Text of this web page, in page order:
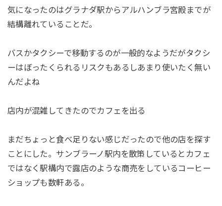
気になったのはグラナダ駅からアルハンブラ宮殿までが
結構離れていることだ。
バスかタクシーで移動するのが一般的なようだがタクシ
ーはぼったくられるリスクもあるしあまり使いたく無い
んだよね
店内が混雑してきたのでカフェを出る
まだちょっと食べ足りない感じだったので他の店を探す
ことにした。サンブラーノ駅内を散策しているとカフェ
ではなく駅構内で露店のような商売をしているコーヒー
ショップも数軒ある。